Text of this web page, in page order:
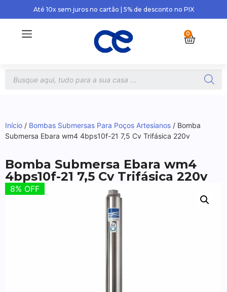
Até 10x sem juros no cartão | 5% de desconto no PIX
0
Início / Bombas Submersas Para Poços Artesianos / Bomba
Submersa Ebara wm4 4bps10f-21 7,5 Cv Trifásica 220v
Bomba Submersa Ebara wm4
4bps10f-21 7,5 Cv Trifásica 220v
8% OFF